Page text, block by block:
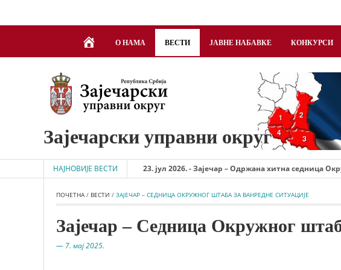
DOBRODOŠLI
О НАМА ВЕСТИ ЈАВНЕ НАБАВКЕ КОНКУРСИ
Зајечарски управни округ
НАЈНОВИЈЕ ВЕСТИ23. јул 2026. - Зајечар – Одржана хитна седница Окружног
ПОЧЕТНА / ВЕСТИ / ЗАЈЕЧАР – СЕДНИЦА ОКРУЖНОГ ШТАБА ЗА ВАНРЕДНЕ СИТУАЦИЈЕ
Зајечар – Седница Окружног
— 7. мај 2025.